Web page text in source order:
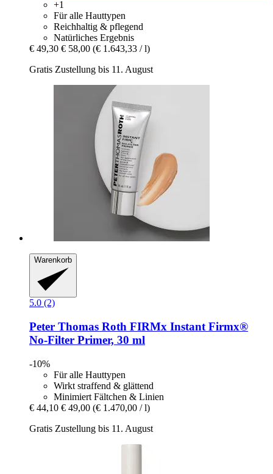
+1
Für alle Hauttypen
Reichhaltig & pflegend
Natürliches Ergebnis
€ 49,30 € 58,00 (€ 1.643,33 / l)
Gratis Zustellung bis 11. August
Warenkorb
5.0 (2)
Peter Thomas Roth FIRMx Instant Firmx®
No-​Filter Primer, 30 ml
-10%
Für alle Hauttypen
Wirkt straffend & glättend
Minimiert Fältchen & Linien
€ 44,10 € 49,00 (€ 1.470,00 / l)
Gratis Zustellung bis 11. August